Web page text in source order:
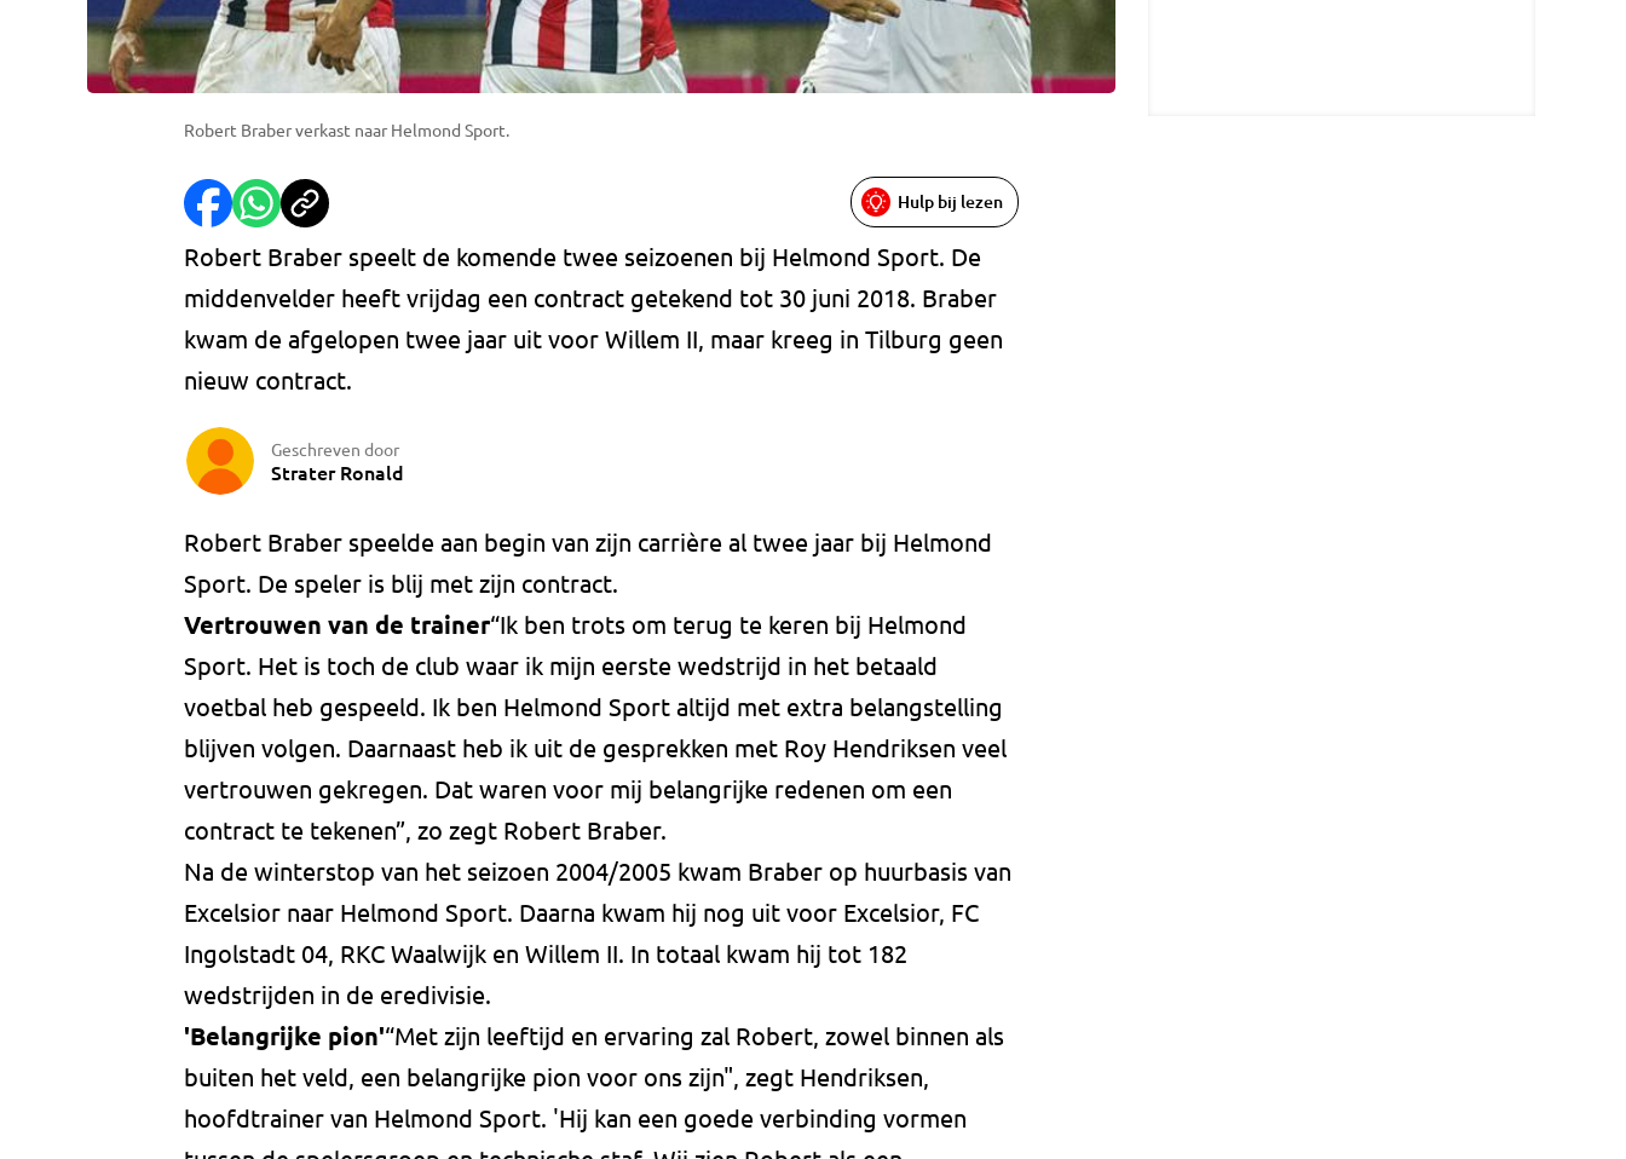
Robert Braber verkast naar Helmond Sport.
Hulp bij lezen
Robert Braber speelt de komende twee seizoenen bij Helmond Sport. De
middenvelder heeft vrijdag een contract getekend tot 30 juni 2018. Braber
kwam de afgelopen twee jaar uit voor Willem II, maar kreeg in Tilburg geen
nieuw contract.
Geschreven door
Strater Ronald
Robert Braber speelde aan begin van zijn carrière al twee jaar bij Helmond
Sport. De speler is blij met zijn contract.
Vertrouwen van de trainer“Ik ben trots om terug te keren bij Helmond
Sport. Het is toch de club waar ik mijn eerste wedstrijd in het betaald
voetbal heb gespeeld. Ik ben Helmond Sport altijd met extra belangstelling
blijven volgen. Daarnaast heb ik uit de gesprekken met Roy Hendriksen veel
vertrouwen gekregen. Dat waren voor mij belangrijke redenen om een
contract te tekenen”, zo zegt Robert Braber.
Na de winterstop van het seizoen 2004/2005 kwam Braber op huurbasis van
Excelsior naar Helmond Sport. Daarna kwam hij nog uit voor Excelsior, FC
Ingolstadt 04, RKC Waalwijk en Willem II. In totaal kwam hij tot 182
wedstrijden in de eredivisie.
'Belangrijke pion'“Met zijn leeftijd en ervaring zal Robert, zowel binnen als
buiten het veld, een belangrijke pion voor ons zijn", zegt Hendriksen,
hoofdtrainer van Helmond Sport. 'Hij kan een goede verbinding vormen